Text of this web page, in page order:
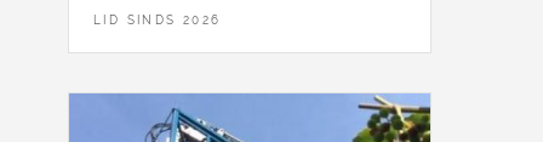
LID SINDS 2026